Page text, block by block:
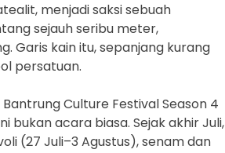
menjadi saksi sebuah
sejauh seribu meter,
Garis kain itu, sepanjang kurang
persatuan.
Culture Festival Season 4
bukan acara biasa. Sejak akhir Juli,
(27 Juli–3 Agustus), senam dan